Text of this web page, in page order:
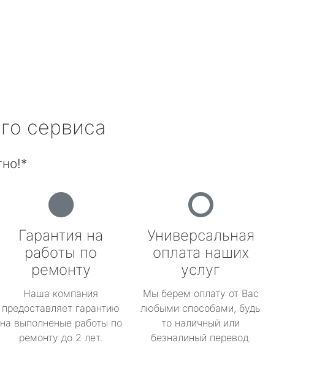
сервиса
Гарантия на
работы по
ремонту
Наша компания
предоставляет гарантию
на выполненые работы по
ремонту до 2 лет.
Универсальная
оплата наших
услуг
Мы берем оплату от Вас
любыми способами, будь
то наличный или
безналиный перевод.